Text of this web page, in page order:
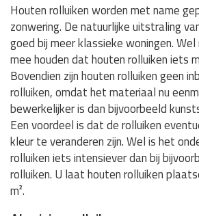
Houten rolluiken worden met name
zonwering. De natuurlijke uitstraling
goed bij meer klassieke woningen.
mee houden dat houten rolluiken iets
Bovendien zijn houten rolluiken geen
rolluiken, omdat het materiaal nu
bewerkelijker is dan bijvoorbeeld
Een voordeel is dat de rolluiken
kleur te veranderen zijn. Wel is het
rolluiken iets intensiever dan bij
rolluiken. U laat houten rolluiken
m².